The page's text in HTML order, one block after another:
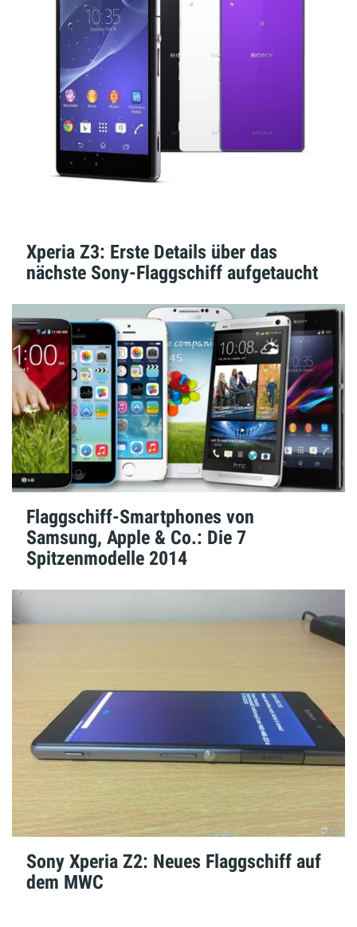
Xperia Z3: Erste Details über das
nächste Sony-Flaggschiff aufgetaucht
Flaggschiff-Smartphones von
Samsung, Apple & Co.: Die 7
Spitzenmodelle 2014
Sony Xperia Z2: Neues Flaggschiff auf
dem MWC